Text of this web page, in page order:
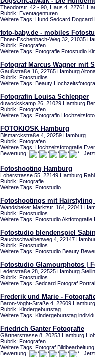
Theodorstr. 42 - 90, Haus 4, 22761
Rubrik: Eventagenturen
Weitere Tags: Hund Sedcard Dogcard
foto-baby.de - mobiles
Ebner-Eschenbach-Weg 32, 21035
Rubrik: Fotografen
Weitere Tags: Fotografie Fotostudio
Fotograf Marcus Wagner mit
Gaußstraße 16, 22765 HamburgAltona
Rubrik: Fotostudios
Weitere Tags: Beauty
Fotografin Louisa Schlepper
duwockskamp 26, 21029 Hamburg
Rubrik: Fotografen
Weitere Tags: Fotografin
FOTOKIOSK Hamburg
Bismarckstraße 4, 20259 Hamburg
Rubrik: Fotografen
Weitere Tags: Hochzeitsfotografie
Bewertung:
Fotoshooting Hamburg
Loherstrasse 55, 22149 Hamburg
Rubrik: Fotografie
Weitere Tags: Fotostudio
Fotoshootings mit Hairstyling
Wandsbeker Marktstr. 164, 22041
Rubrik: Fotostudios
Weitere Tags: FotostudioAktfotografie
Fotostudio blendenspiel
Rauchschwalbenweg 4, 22147
Rubrik: Fotostudios
Weitere Tags: Fotostudio Beauty
Fotostudio Glamourphotos |
Lederstraße 28, 22525 Hamburg
Rubrik: Fotostudios
Weitere Tags: Sedcard Fotograf
Frederik und Marie -
Baron-Voght-Straße 4, 22609
Rubrik: Kindergeburtstag
Weitere Tags: Kindergeburtstag
Friedrich Ganter Fotografie
Gärtnerstrasse 8, 20253 Hamburg
Rubrik: Fotografen
Weitere Tags: Fotograf Bildbearbeitung
Bewertung: